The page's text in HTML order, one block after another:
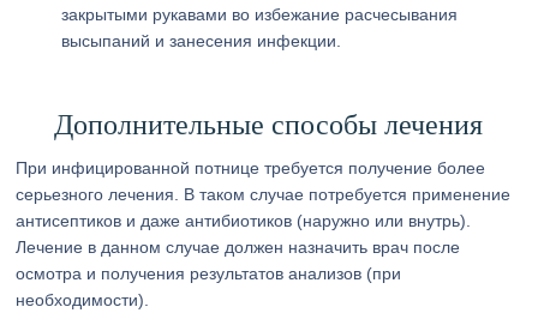
закрытыми рукавами во избежание расчесывания
высыпаний и занесения инфекции.
Дополнительные способы лечения
При инфицированной потнице требуется получение более
серьезного лечения. В таком случае потребуется применение
антисептиков и даже антибиотиков (наружно или внутрь).
Лечение в данном случае должен назначить врач после
осмотра и получения результатов анализов (при
необходимости).